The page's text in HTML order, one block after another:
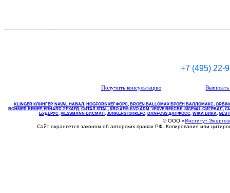
+7 (495) 22-
Получить консультацию
KLINGER КЛИНГЕР, NAVAL НАВАЛ , НOGFORS ХЕГФОРС, BROEN BALLOMAX БРОЕН БАЛЛОМАКС,
BOHMER БЕМЕР, ERHARD ЭРХАРД, СИТАЛ SITAL, КВО АРМ KVO ARM, VEXVE ВЕКСВЕ, SIGEVAL СИГЕВАЛ ,
БУДЕРУС, VIESSMANN ВИСМАН , JUNKERS ЮНКЕРС. DANFOSS ДАНФОСС, WIKA ВИКА,
© ООО «Институт
Сайт охраняется законом об авторских правах РФ. Копирование или